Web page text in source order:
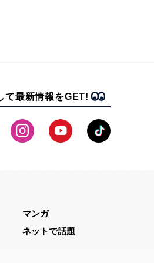
て最新情報をGET!
マンガ
ネットで話題